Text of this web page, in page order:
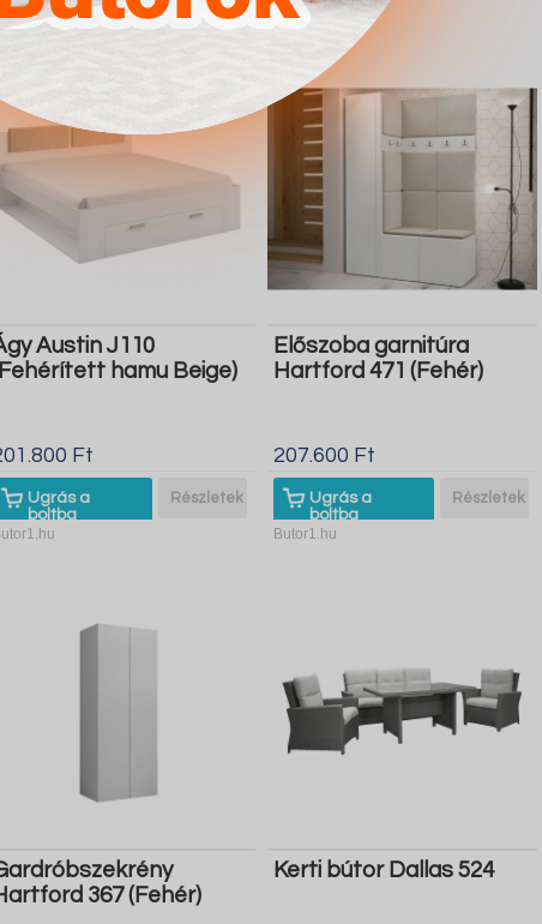
Butor1.hu
Austin J110
hamu Beige)
Ft
Ugrás a
boltba
Részletek
Előszoba garnitúra
Hartford 471 (Fehér)
207.600 Ft
Ugrás a
boltba
Részletek
Butor1.hu
367 (Fehér)
Kerti bútor Dallas 524